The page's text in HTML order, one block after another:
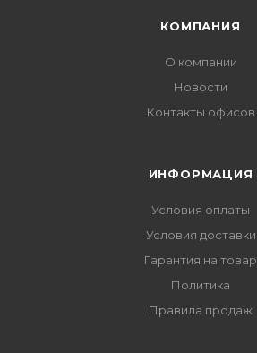
КОМПАНИЯ
О компании
Новости
Контакты офисов
ИНФОРМАЦИЯ
Условия оплаты
Условия доставки
Гарантия на товар
Политика
Правила продаж